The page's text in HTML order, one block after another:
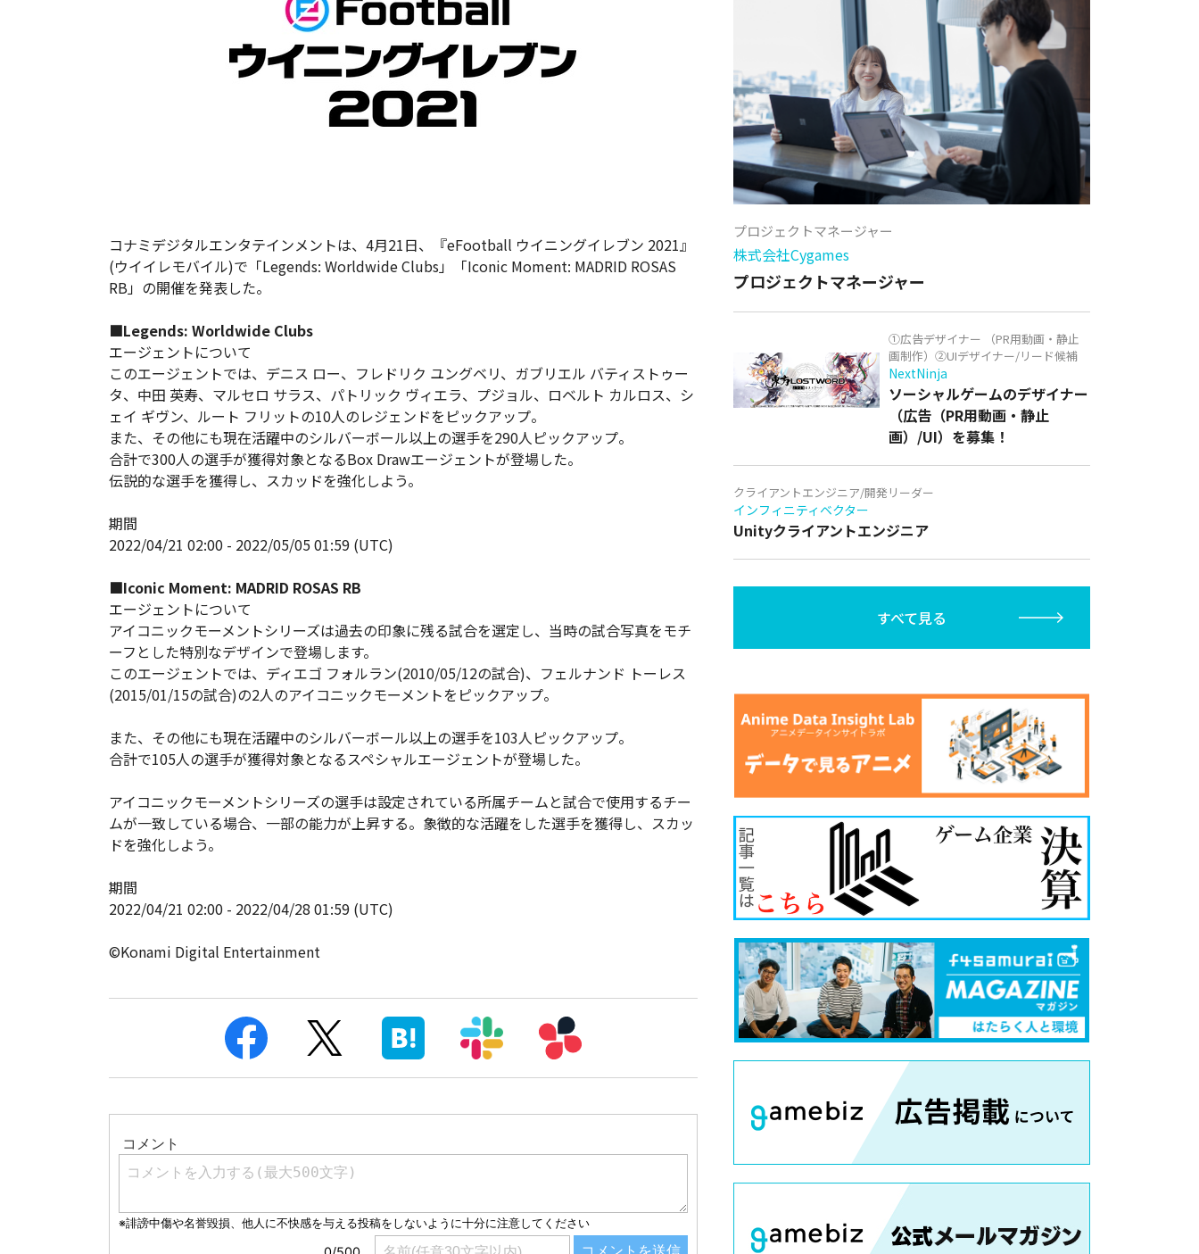
コナミデジタルエンタテインメントは、4月21日、『eFootball ウイニングイレブン 2021』
(ウイイレモバイル)で「Legends: Worldwide Clubs」「Iconic Moment: MADRID ROSAS
RB」の開催を発表した。
■Legends: Worldwide Clubs
エージェントについて
このエージェントでは、デニス ロー、フレドリク ユングベリ、ガブリエル バティストゥー
タ、中田 英寿、マルセロ サラス、パトリック ヴィエラ、プジョル、ロベルト カルロス、シ
ェイ ギヴン、ルート フリットの10人のレジェンドをピックアップ。
また、その他にも現在活躍中のシルバーボール以上の選手を290人ピックアップ。
合計で300人の選手が獲得対象となるBox Drawエージェントが登場した。
伝説的な選手を獲得し、スカッドを強化しよう。
期間
2022/04/21 02:00 - 2022/05/05 01:59 (UTC)
■Iconic Moment: MADRID ROSAS RB
エージェントについて
アイコニックモーメントシリーズは過去の印象に残る試合を選定し、当時の試合写真をモチ
ーフとした特別なデザインで登場します。
このエージェントでは、ディエゴ フォルラン(2010/05/12の試合)、フェルナンド トーレス
(2015/01/15の試合)の2人のアイコニックモーメントをピックアップ。
また、その他にも現在活躍中のシルバーボール以上の選手を103人ピックアップ。
合計で105人の選手が獲得対象となるスペシャルエージェントが登場した。
アイコニックモーメントシリーズの選手は設定されている所属チームと試合で使用するチー
ムが一致している場合、一部の能力が上昇する。象徴的な活躍をした選手を獲得し、スカッ
ドを強化しよう。
期間
2022/04/21 02:00 - 2022/04/28 01:59 (UTC)
©Konami Digital Entertainment
プロジェクトマネージャー
株式会社Cygames
プロジェクトマネージャー
①広告デザイナー （PR用動画・静止
画制作）②UIデザイナー/リード候補
NextNinja
ソーシャルゲームのデザイナー
（広告（PR用動画・静止
画）/UI）を募集！
クライアントエンジニア/開発リーダー
インフィニティベクター
Unityクライアントエンジニア
すべて見る